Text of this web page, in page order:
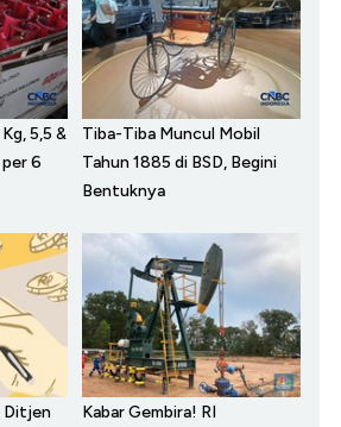
5,5 &
per 6
Tiba-Tiba Muncul Mobil
Tahun 1885 di BSD, Begini
Bentuknya
Ditjen
Kabar Gembira! RI